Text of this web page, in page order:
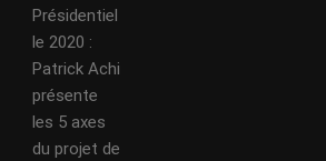
Présidentiel
le 2020 :
Patrick Achi
présente
les 5 axes
du projet de